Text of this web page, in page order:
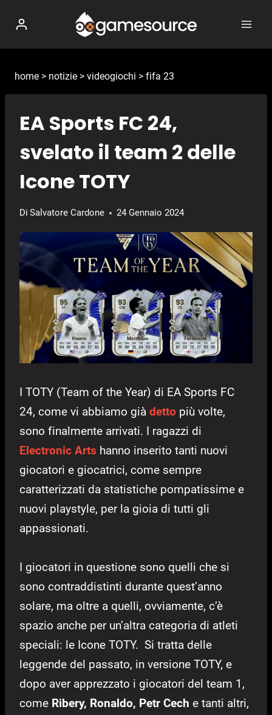
contenuto
home > notizie > videogiochi > fifa 23
EA Sports FC 24,
svelato il team 2 delle
Icone TOTY
Di Salvatore Cardone 24 Gennaio 2024
I TOTY (Team of the Year) di EA Sports FC
24, come vi abbiamo già detto più volte,
sono finalmente arrivati. I ragazzi di
Electronic Arts hanno inserito tanti nuovi
giocatori e giocatrici, come sempre
caratterizzati da statistiche pompatissime e
nuovi playstyle, per la gioia di tutti gli
appassionati.
I giocatori in questione sono quelli che si
sono contraddistinti durante quest’anno
solare, ma oltre a quelli, ovviamente, c’è
spazio anche per un’altra categoria di atleti
speciali: le Icone TOTY. Si tratta delle
leggende del passato, in versione TOTY, e
dopo aver apprezzato i giocatori del team 1,
come Ribery, Ronaldo, Petr Cech e tanti altri,